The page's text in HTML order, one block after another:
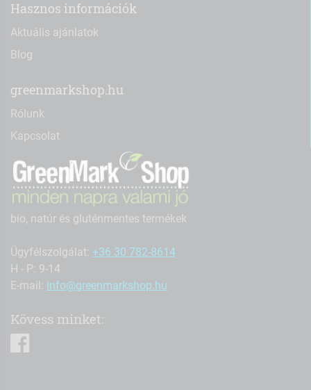
Hasznos információk
Aktuális ajánlatok
Blog
greenmarkshop.hu
Rólunk
Kapcsolat
bio, natúr és gluténmentes termékek
Ügyfélszolgálat: +36 30 782-8614
H - P: 9-14
E-mail: info@greenmarkshop.hu
Kövess minket: